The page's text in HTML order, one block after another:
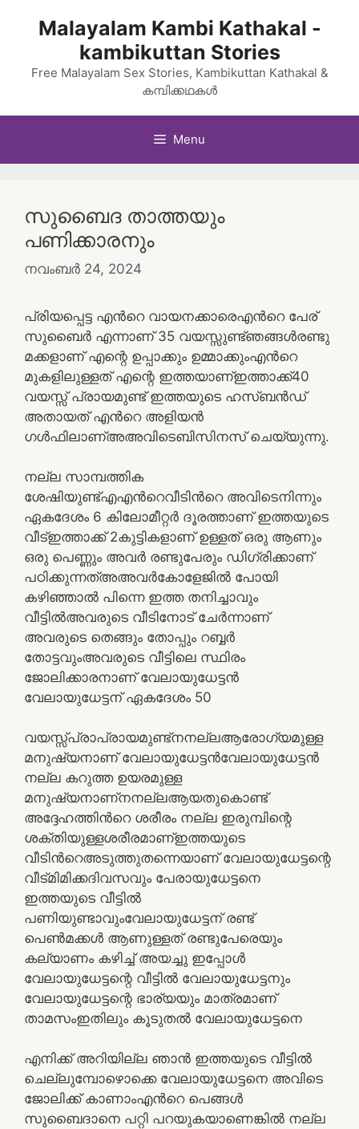
Malayalam Kambi Kathakal -
kambikuttan Stories
Free Malayalam Sex Stories, Kambikuttan Kathakal &
കമ്പിക്കഥകൾ
Menu
സുബൈദ താത്തയും
പണിക്കാരനും
നവംബർ 24, 2024
പ്രിയപ്പെട്ട എൻറെ വായനക്കാരെഎൻറെ പേര്
സുബൈർ എന്നാണ് 35 വയസ്സുണ്ട്ഞങ്ങൾരണ്ടു
മക്കളാണ് എന്റെ ഉപ്പാക്കും ഉമ്മാക്കുംഎൻറെ
മുകളിലുള്ളത് എന്റെ ഇത്തയാണ്ഇത്താക്ക്40
വയസ്സ് പ്രായമുണ്ട് ഇത്തയുടെ ഹസ്ബൻഡ്
അതായത് എൻറെ അളിയൻ
ഗൾഫിലാണ്അഅവിടെബിസിനസ് ചെയ്യുന്നു.
നല്ല സാമ്പത്തിക
ശേഷിയുണ്ട്എഎൻറെവീടിൻറെ അവിടെനിന്നും
ഏകദേശം 6 കിലോമീറ്റർ ദൂരത്താണ് ഇത്തയുടെ
വീട്ഇത്താക്ക് 2കുട്ടികളാണ് ഉള്ളത് ഒരു ആണും
ഒരു പെണ്ണും അവർ രണ്ടുപേരും ഡിഗ്രിക്കാണ്
പഠിക്കുന്നത്അഅവർകോളേജിൽ പോയി
കഴിഞ്ഞാൽ പിന്നെ ഇത്ത തനിച്ചാവും
വീട്ടിൽഅവരുടെ വീടിനോട് ചേർന്നാണ്
അവരുടെ തെങ്ങും തോപ്പും റബ്ബർ
തോട്ടവുംഅവരുടെ വീട്ടിലെ സ്ഥിരം
ജോലിക്കാരനാണ് വേലായുധേട്ടൻ
വേലായുധേട്ടന് ഏകദേശം 50
വയസ്സ്പ്രാപ്രായമുണ്ട്നനല്ലആരോഗ്യമുള്ള
മനുഷ്യനാണ് വേലായുധേട്ടൻവേലായുധേട്ടൻ
നല്ല കറുത്ത ഉയരമുള്ള
മനുഷ്യനാണ്നനല്ലആയതുകൊണ്ട്
അദ്ദേഹത്തിൻറെ ശരീരം നല്ല ഇരുമ്പിന്റെ
ശക്തിയുള്ളശരീരമാണ്ഇത്തയുടെ
വീടിൻറെഅടുത്തുതന്നെയാണ് വേലായുധേട്ടന്റെ
വീട്മിമിക്കദിവസവും പേരായുധേട്ടനെ
ഇത്തയുടെ വീട്ടിൽ
പണിയുണ്ടാവുംവേലായുധേട്ടന് രണ്ട്
പെൺമക്കൾ ആണുള്ളത് രണ്ടുപേരെയും
കല്യാണം കഴിച്ച് അയച്ചു ഇപ്പോൾ
വേലായുധേട്ടന്റെ വീട്ടിൽ വേലായുധേട്ടനും
വേലായുധേട്ടന്റെ ഭാര്യയും മാത്രമാണ്
താമസംഇതിലും കൂടുതൽ വേലായുധേട്ടനെ
എനിക്ക് അറിയില്ല ഞാൻ ഇത്തയുടെ വീട്ടിൽ
ചെല്ലുമ്പോഴൊക്കെ വേലായുധേട്ടനെ അവിടെ
ജോലിക്ക് കാണാംഎൻറെ പെങ്ങൾ
സുബൈദാനെ പറ്റി പറയുകയാണെങ്കിൽ നല്ല